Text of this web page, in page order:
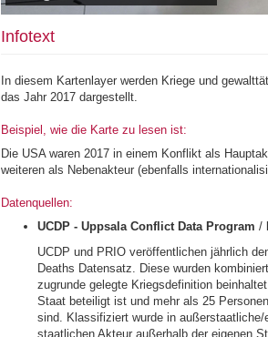
Infotext
In diesem Kartenlayer werden Kriege und
das Jahr 2017 dargestellt.
Beispiel, wie die Karte zu lesen ist:
Die USA waren 2017 in einem Konflikt als
weiteren als Nebenakteur (ebenfalls
Datenquellen:
UCDP - Uppsala Conflict Data Program /
UCDP und PRIO veröffentlichen jährlich
Deaths Datensatz. Diese wurden
zugrunde gelegte Kriegsdefinition
Staat beteiligt ist und mehr als 25
sind. Klassifiziert wurde in
staatlichen Akteur außerhalb der eigenen